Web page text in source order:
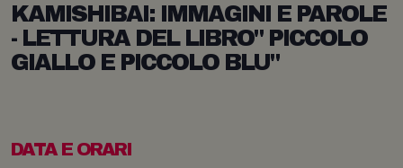
KAMISHIBAI: IMMAGINI E PAROLE
- LETTURA DEL LIBRO" PICCOLO
GIALLO E PICCOLO BLU"
DATA E ORARI